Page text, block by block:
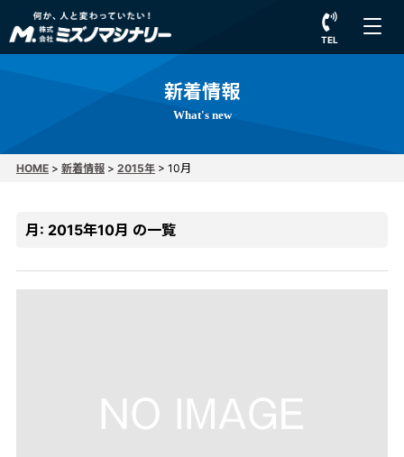
TEL
新着情報
What's new
HOME> 新着情報> 2015年> 10月
月: 2015年10月 の一覧